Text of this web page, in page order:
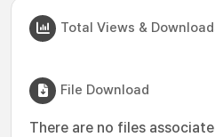
Total Views &
File Download
There are no files